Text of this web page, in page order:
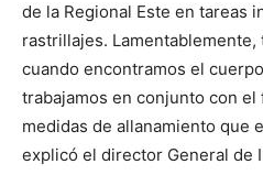
de la Regional Este en tareas
rastrillajes.
cuando encontramos el
trabajamos en conjunto con
medidas de allanamiento que
explicó el director General de